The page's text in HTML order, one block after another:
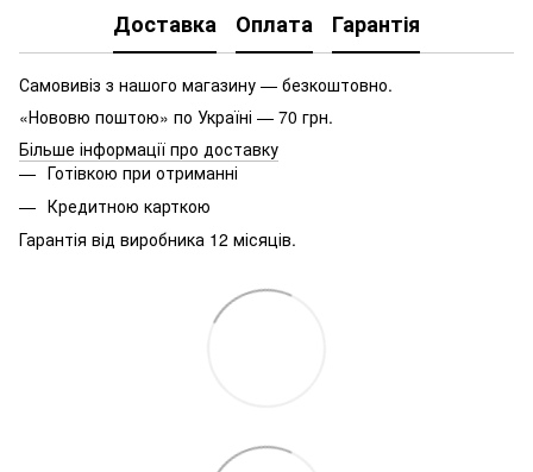
Доставка Оплата Гарантія
Самовивіз з нашого магазину — безкоштовно.
«Нововю поштою» по Україні — 70 грн.
Більше інформації про доставку
Готівкою при отриманні
Кредитною карткою
Гарантія від виробника 12 місяців.